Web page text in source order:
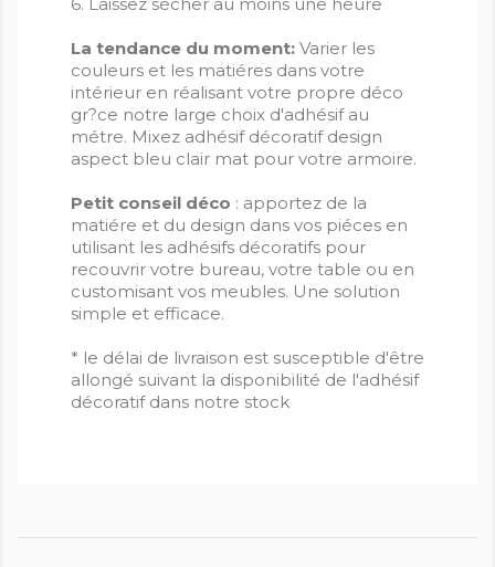
6. Laissez sécher au moins une heure
La tendance du moment: Varier les
couleurs et les matiéres dans votre
intérieur en réalisant votre propre déco
gr?ce notre large choix d'adhésif au
métre. Mixez adhésif décoratif design
aspect bleu clair mat pour votre armoire.
Petit conseil déco : apportez de la
matiére et du design dans vos piéces en
utilisant les adhésifs décoratifs pour
recouvrir votre bureau, votre table ou en
customisant vos meubles. Une solution
simple et efficace.
* le délai de livraison est susceptible d'être
allongé suivant la disponibilité de l'adhésif
décoratif dans notre stock